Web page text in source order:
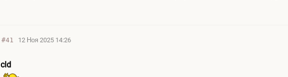
#41 12 Ноя 2025 14:26
cld